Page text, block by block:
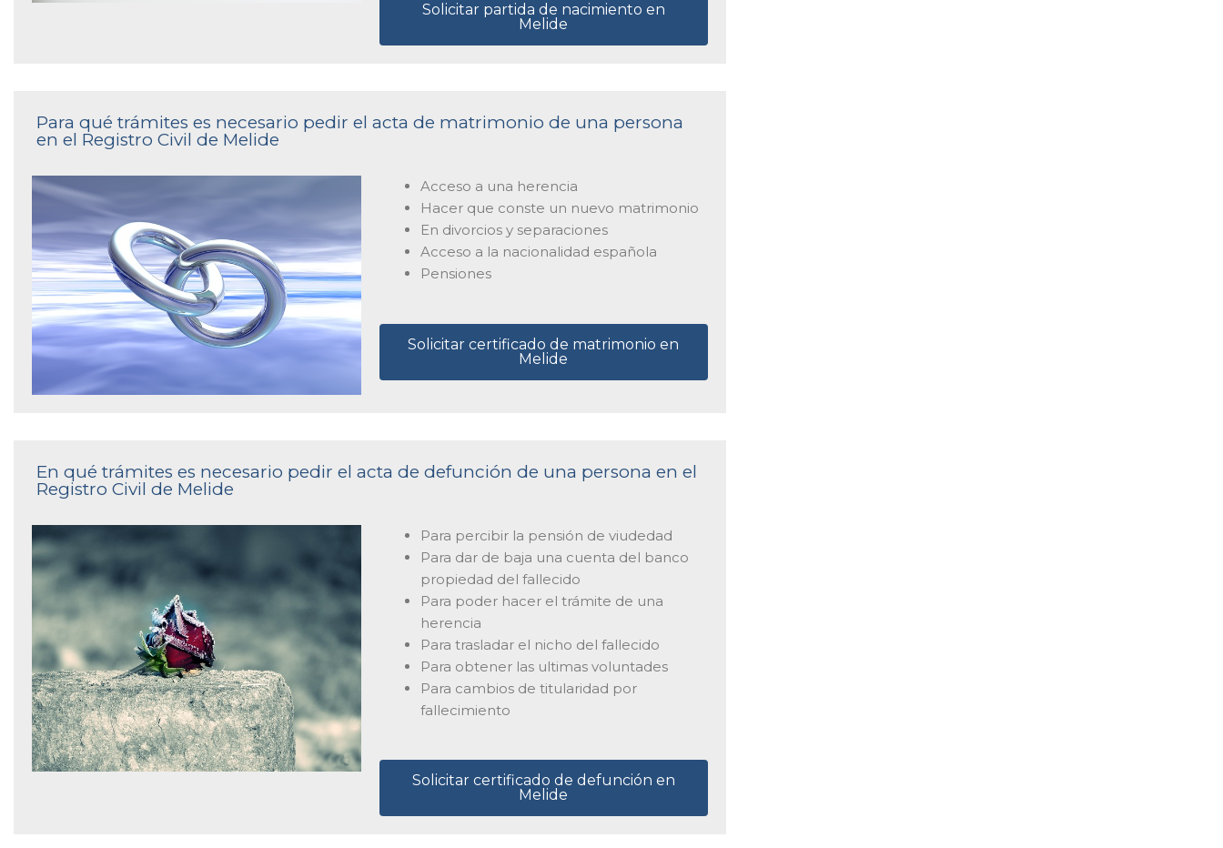
Solicitar partida de nacimiento en
Melide
Para qué trámites es necesario pedir el acta de matrimonio de una persona
en el Registro Civil de Melide
Acceso a una herencia
Hacer que conste un nuevo matrimonio
En divorcios y separaciones
Acceso a la nacionalidad española
Pensiones
Solicitar certificado de matrimonio en
Melide
En qué trámites es necesario pedir el acta de defunción de una persona en el
Registro Civil de Melide
Para percibir la pensión de viudedad
Para dar de baja una cuenta del banco
propiedad del fallecido
Para poder hacer el trámite de una
herencia
Para trasladar el nicho del fallecido
Para obtener las ultimas voluntades
Para cambios de titularidad por
fallecimiento
Solicitar certificado de defunción en
Melide